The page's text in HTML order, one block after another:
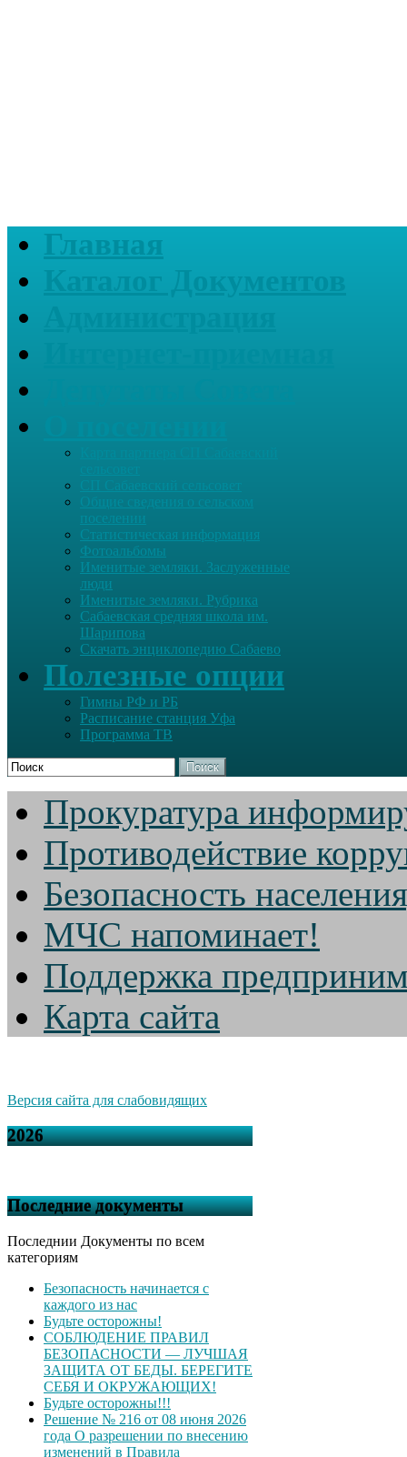
Главная
Общие сведения о сельском
поселении
Статистическая информация
Фотоальбомы
Именитые земляки. Заслуженные
люди
Именитые земляки. Рубрика
Сабаевская средняя школа им.
Шарипова
Скачать энциклопедию Сабаево
Полезные опции
Гимны РФ и РБ
Расписание станция Уфа
Программа ТВ
Поиск
Прокуратура
Противодействие
Безопасность
МЧС напоминает!
Поддержка
Карта сайта
Версия сайта для слабовидящих
2026
Последние документы
Последнии Документы по всем
категориям
Безопасность начинается с
каждого из нас
Будьте осторожны!
СОБЛЮДЕНИЕ ПРАВИЛ
БЕЗОПАСНОСТИ — ЛУЧШАЯ
ЗАЩИТА ОТ БЕДЫ. БЕРЕГИТЕ
СЕБЯ И ОКРУЖАЮЩИХ!
Будьте осторожны!!!
Решение № 216 от 08 июня 2026
года О разрешении по внесению
изменений в Правила